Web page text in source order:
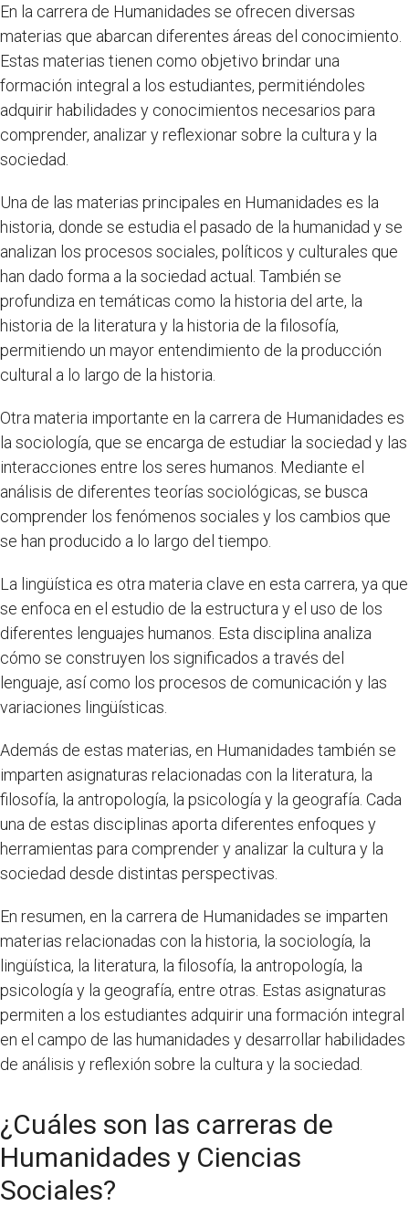
En la carrera de Humanidades se ofrecen diversas
materias que abarcan diferentes áreas del conocimiento.
Estas materias tienen como objetivo brindar una
formación integral a los estudiantes, permitiéndoles
adquirir habilidades y conocimientos necesarios para
comprender, analizar y reflexionar sobre la cultura y la
sociedad.
Una de las materias principales en Humanidades es la
historia, donde se estudia el pasado de la humanidad y se
analizan los procesos sociales, políticos y culturales que
han dado forma a la sociedad actual. También se
profundiza en temáticas como la historia del arte, la
historia de la literatura y la historia de la filosofía,
permitiendo un mayor entendimiento de la producción
cultural a lo largo de la historia.
Otra materia importante en la carrera de Humanidades es
la sociología, que se encarga de estudiar la sociedad y las
interacciones entre los seres humanos. Mediante el
análisis de diferentes teorías sociológicas, se busca
comprender los fenómenos sociales y los cambios que
se han producido a lo largo del tiempo.
La lingüística es otra materia clave en esta carrera, ya que
se enfoca en el estudio de la estructura y el uso de los
diferentes lenguajes humanos. Esta disciplina analiza
cómo se construyen los significados a través del
lenguaje, así como los procesos de comunicación y las
variaciones lingüísticas.
Además de estas materias, en Humanidades también se
imparten asignaturas relacionadas con la literatura, la
filosofía, la antropología, la psicología y la geografía. Cada
una de estas disciplinas aporta diferentes enfoques y
herramientas para comprender y analizar la cultura y la
sociedad desde distintas perspectivas.
En resumen, en la carrera de Humanidades se imparten
materias relacionadas con la historia, la sociología, la
lingüística, la literatura, la filosofía, la antropología, la
psicología y la geografía, entre otras. Estas asignaturas
permiten a los estudiantes adquirir una formación integral
en el campo de las humanidades y desarrollar habilidades
de análisis y reflexión sobre la cultura y la sociedad.
¿Cuáles son las carreras de
Humanidades y Ciencias
Sociales?